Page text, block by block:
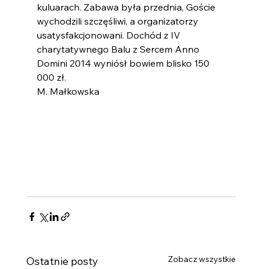
kuluarach. Zabawa była przednia, Goście
wychodzili szczęśliwi, a organizatorzy
usatysfakcjonowani. Dochód z IV
charytatywnego Balu z Sercem Anno
Domini 2014 wyniósł bowiem blisko 150
000 zł.
M. Małkowska
Ostatnie posty Zobacz wszystkie